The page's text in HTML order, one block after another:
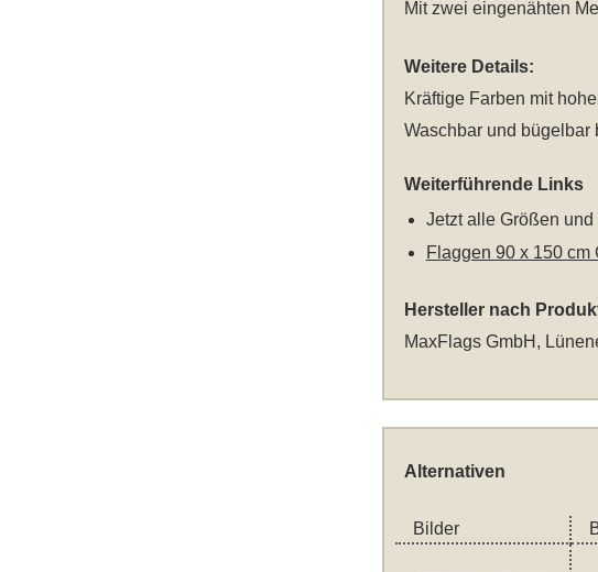
Mit zwei eingenähten
Weitere Details:
Kräftige Farben mit
Waschbar und bügelbar
Weiterführende Links
Jetzt alle Größen
Flaggen 90 x 150 cm
Hersteller nach
MaxFlags GmbH,
Alternativen
Bilder